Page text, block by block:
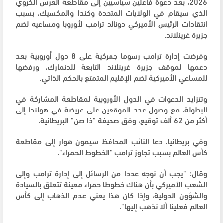
الذي سيقام في الولايات المتحدة وكندا والمكسيك، بسبب
انتقادات الرئيس الأميركي دونالد ترامب لأوروبا ومساعيه لضم
جزيرة غرينلاند.
وفرضت إدارة ترامب رسوما جمركية على 8 دول أوروبية بعد
دعمها لموقف جزيرة غرينلاند التابعة للدنمارك، ورفضها
للمساعي الأميركية لضم الإقليم المتمتع بالحكم الذاتي.
وتتزايد الدعوات في الدول الأوروبية لمقاطعة المشاركة في
البطولة، مع وصول عدد الموقعين على عريضة في هولندا إلى
أكثر من 62 ألف توقيع، وفق صحيفة "ذا صن" البريطانية.
وفي بريطانيا، دعا النائب المحافظ سيمون هوار إلى مقاطعة
كأس العالم بسبب تجاوز ترامب "الخطوط الحمراء".
وقال: "يجب أن نوجه عددا من الرسائل إلى إدارة ترامب وإلى
الشعب الأميركي بأن هناك خطوطا حمراء معينة تتعلق بالسيادة
والشؤون الدولية، وإذا كان هذا يعني عدم الذهاب إلى كأس
العالم فعلينا ألا نذهب إليها".